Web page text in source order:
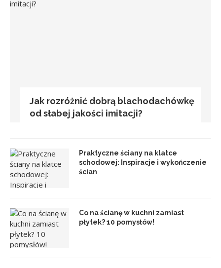
Jak rozróżnić dobrą blachodachówkę
od słabej jakości imitacji?
Praktyczne ściany na klatce
schodowej: Inspiracje i wykończenie
ścian
Co na ścianę w kuchni zamiast
płytek? 10 pomysłów!